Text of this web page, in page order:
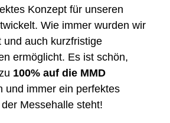
Konzept für unseren
Wie immer wurden wir
und auch kurzfristige
ermöglicht. Es ist schön,
100% auf die MMD
und immer ein perfektes
Messehalle steht!